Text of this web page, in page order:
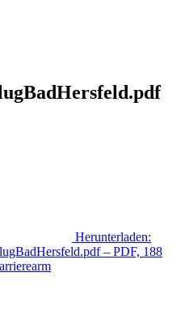
Herunterladen:
– PDF, 188